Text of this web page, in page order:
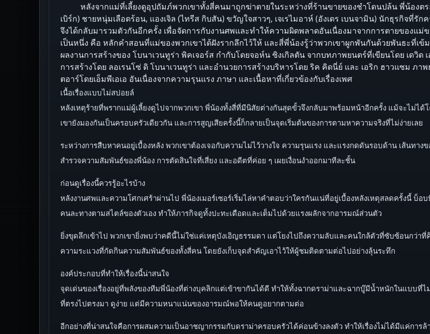
หลังจากแม่ที่เลี้ยงดูอุปถัมภ์พวกเขาทั้งสี่คนมาถูกฆ่าตายในระหว่างที่ร้านขายของชำโดนปล้น พี่น้องตร
เบิร์ก) ชายหนุ่มเลือดร้อน, แองเจิล (ไทรีส กิบสัน) ขวัญใจสาวๆ, เจเรไมอาห์ (อังเดร เบนจามิน) นักธุรกิจที่รั
จึงได้กลับมารวมตัวกันอีกครั้ง เพื่อจัดการกับงานศพและทำให้ความผิดพลาดอันเนื่องมาจากการตายของแม่
เป็นหนึ่ง คือ หลักคำสอนที่แม่ของพวกเขาได้ฝังรากลึกไว้ให้ และสี่พี่น้องรู้ว่าพวกเขาผูกพันกันด้วยพันธะที่เข้
ผลงานการสร้างของ โบนาเวนทูร่า พิคเจอร์ส กำกับโดยจอห์น ซิงเกิลตัน จากบทภาพยนตร์ที่เขียนโดย เดวิด
การสร้างโดย ลอเรนโซ่ ดิ โบนาเวนทูร่า และอำนวยการสร้างบริหารโดย ริค คิดนี่ย์ และ เอริก ฮาวแซม ภา
ตอาร์โดยเอ็มพีเอเอ อันเนื่องจากความรุนแรง ภาษา และเนื้อหาที่เกี่ยวข้องกับเรื่องเพศ
เนื้อเรื่องแบบไม่สปอยล์
หลังเหตุร้ายที่พรากแม่ผู้เลี้ยงดูไปจากพวกเขา พี่น้องทั้งสี่ที่มีนิสัยต่างกันสุดขั้วจึงกลับมาพร้อมหน้าอีกครั้ง แม้จะไม่ไ
เขายังมองกันเป็นครอบครัวเดียวกัน และการสูญเสียครั้งนี้ก็กลายเป็นจุดเริ่มต้นของการตามหาความจริงที่ไม่ง่ายเลย
ระหว่างการสืบหาคนอยู่เบื้องหลัง พวกเขาต้องเจอกับความไม่ไว้วางใจ ความรุนแรง และแรงกดดันรอบด้าน เส้นทา
สำรวจความสัมพันธ์ของพี่น้อง การตัดสินใจที่เสี่ยง และอดีตที่ค่อย ๆ เผยเงื่อนงำออกมาทีละชั้น
ก่อนดูเรื่องนี้ควรรู้อะไรบ้าง
หลังงานศพและความโศกเศร้าผ่านไป พี่น้องเมอร์เซอร์เริ่มไล่หาคำตอบว่าใครกันแน่ที่อยู่เบื้องหลังเหตุสลดครั้งนี้
คนละทางตามสไตล์ของตัวเอง ทำให้ภารกิจดูทั้งปะทะเดือดและเต็มไปด้วยแรงผลักจากอารมณ์ส่วนตัว
ยิ่งขุดลึกเข้าไป พวกเขายิ่งพบว่าคดีนี้ไม่ใช่แค่เหตุบังเอิญธรรมดา แต่โยงไปถึงความลับและคนใกล้ตัวที่ซับซ้อนกว่า
ความระแวงที่กัดกินความสัมพันธ์ของทั้งสี่คน โดยยังเก็บจุดสำคัญเอาไว้ให้ผู้ชมติดตามต่อไปอย่างลุ้นระทึก
องค์ประกอบที่ทำให้เรื่องนี้น่าสนใจ
จุดเด่นของเรื่องอยู่ที่พลังของทีมพี่น้องที่ต่างบุคลิกแต่เข้าขากันได้ดี ทำให้ทั้งฉากดราม่าและฉากบู๊มีน้ำหนักในแบบที่ไ
ที่ตรงไปตรงมา ดูง่าย แต่มีความหนาแน่นของอารมณ์พอให้คนดูอยากตามต่อ
อีกอย่างที่น่าสนใจคือการผสมความเป็นอาชญากรรมกับดราม่าครอบครัวได้ค่อนข้างลงตัว ทำให้เรื่องไม่ได้มีแค่กา